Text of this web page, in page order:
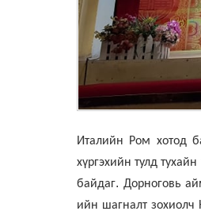
Италийн Ром хотод
хүргэхийн тулд
байдаг. Дорноговь
ийн шагналт зохиолч